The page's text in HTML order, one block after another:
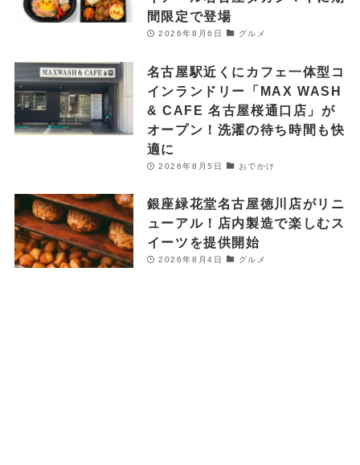
間限定で登場
2026年8月6日 グルメ
名古屋駅近くにカフェ一体型コ
インランドリー「MAX WASH
& CAFE 名古屋桜通口店」が
オープン！洗濯の待ち時間も快
適に
2026年8月5日 おでかけ
銀座緑花堂名古屋徳川店がリニ
ューアル！店内製造で楽しむス
イーツを提供開始
2026年8月4日 グルメ